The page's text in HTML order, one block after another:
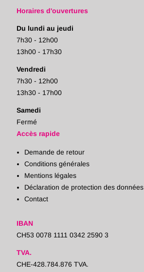
Horaires d'ouvertures
Du lundi au jeudi
7h30 - 12h00
13h00 - 17h30
Vendredi
7h30 - 12h00
13h30 - 17h00
Samedi
Fermé
Accès rapide
Demande de retour
Conditions générales
Mentions légales
Déclaration de protection des données
Contact
IBAN
CH53 0078 1111 0342 2590 3
TVA.
CHE-428.784.876 TVA.